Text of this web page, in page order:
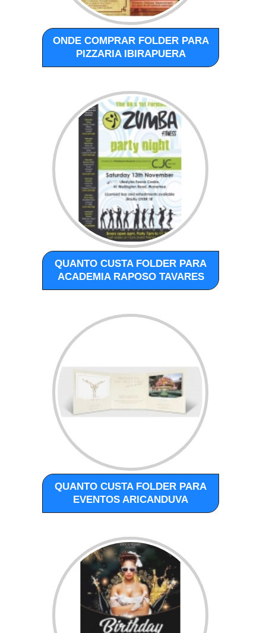
ONDE COMPRAR FOLDER PARA
PIZZARIA IBIRAPUERA
QUANTO CUSTA FOLDER PARA
ACADEMIA RAPOSO TAVARES
QUANTO CUSTA FOLDER PARA
EVENTOS ARICANDUVA